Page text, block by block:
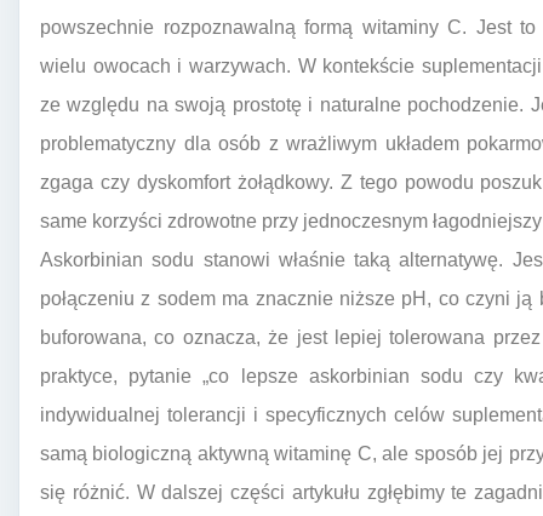
powszechnie rozpoznawalną formą witaminy C. Jest
wielu owocach i warzywach. W kontekście
ze względu na swoją prostotę i naturalne pochodzenie.
problematyczny dla osób z wrażliwym układem
zgaga czy dyskomfort żołądkowy. Z tego powodu
same korzyści zdrowotne przy jednoczesnym
Askorbinian sodu stanowi właśnie taką alternatywę.
połączeniu z sodem ma znacznie niższe pH, co czyni
buforowana, co oznacza, że jest lepiej tolerowana
praktyce, pytanie „co lepsze askorbinian sodu czy
indywidualnej tolerancji i specyficznych celów
samą biologiczną aktywną witaminę C, ale sposób jej
się różnić. W dalszej części artykułu zgłębimy te